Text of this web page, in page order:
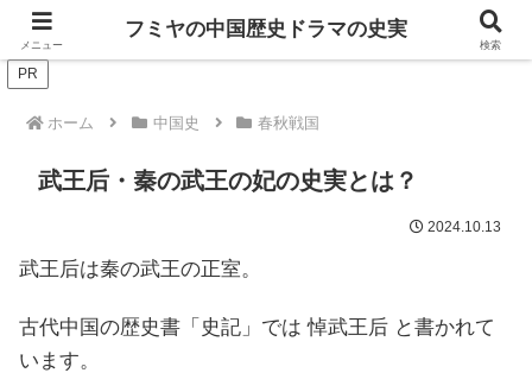
ドラマは歴史を知るともっと面白い！
PR
ホーム 中国史 春秋戦国
武王后・秦の武王の妃の史実とは？
2024.10.13
武王后は秦の武王の正室。
古代中国の歴史書「史記」では 悼武王后 と書かれて
います。
メニュー
フミヤの中国歴史ドラマの史実
検索